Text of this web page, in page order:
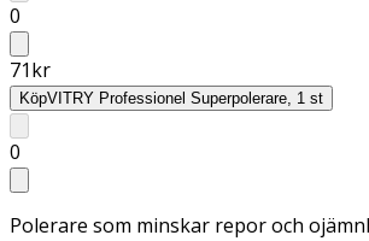
0
71kr
KöpVITRY Professionel Superpolerare, 1 st
0
Polerare som minskar repor och